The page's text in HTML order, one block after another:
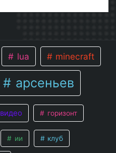
lua minecraft
арсеньев
видео горизонт
ии клуб